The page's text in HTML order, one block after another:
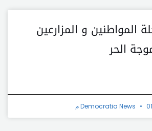
المواطنين و المزارعين
الحر
Democratia News